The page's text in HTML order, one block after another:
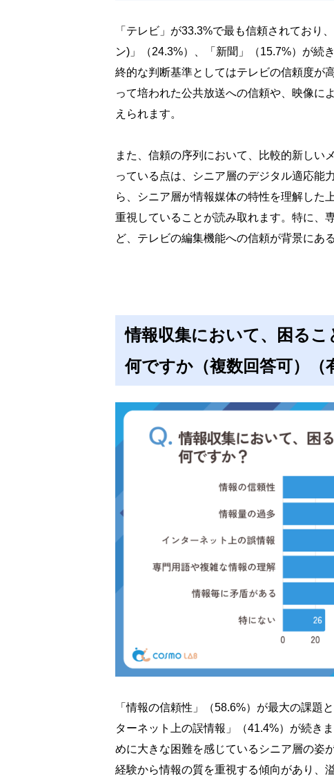
「テレビ」が33.3%で最も信頼されており
ン)」（24.3%）、「新聞」（15.7%）が続
終的な判断基準としてはテレビの信頼度が
って培われた公共放送への信頼や、映像に
えられます。
また、信頼の序列において、比較的新しい
っている点は、シニア層のデジタル適応能
ら、シニア層が情報媒体の特性を理解した
重視していることが読み取れます。特に、
ど、テレビの編集機能への信頼が背景にあ
情報収集において、困る
何ですか（複数回答可）（
「情報の信頼性」（58.6%）が最大の課題
ターネット上の誤情報」（41.4%）が続き
めに大きな困難を感じているシニア層の姿
経験から情報の質を重視する傾向があり、